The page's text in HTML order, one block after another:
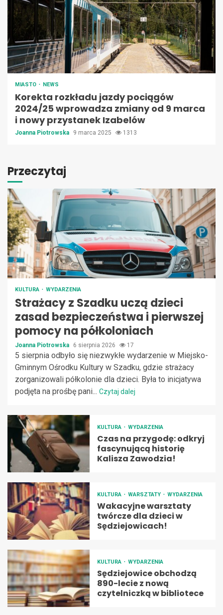
MIASTO NEWS
Korekta rozkładu jazdy pociągów
2024/25 wprowadza zmiany od 9 marca
i nowy przystanek Izabelów
Joanna Piotrowska 9 marca 2025 1313
Przeczytaj
KULTURA WYDARZENIA
Strażacy z Szadku uczą dzieci
zasad bezpieczeństwa i pierwszej
pomocy na półkoloniach
Joanna Piotrowska 6 sierpnia 2026 17
5 sierpnia odbyło się niezwykłe wydarzenie w Miejsko-
Gminnym Ośrodku Kultury w Szadku, gdzie strażacy
zorganizowali półkolonie dla dzieci. Była to inicjatywa
podjęta na prośbę pani... Czytaj dalej
KULTURA WYDARZENIA
Czas na przygodę: odkryj
fascynującą historię
Kalisza Zawodzia!
KULTURA WARSZTATY WYDARZENIA
Wakacyjne warsztaty
twórcze dla dzieci w
Sędziejowicach!
KULTURA WYDARZENIA
Sędziejowice obchodzą
890-lecie z nową
czytelniczką w bibliotece